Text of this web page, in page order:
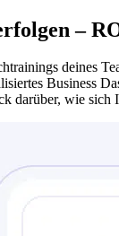
–
deines
Business
darüber, wie sich